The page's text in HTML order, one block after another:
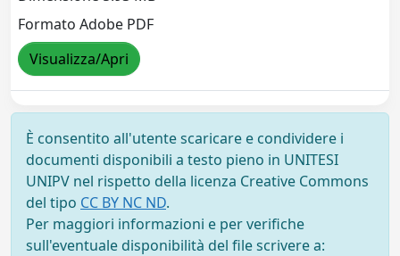
Formato Adobe PDF
Visualizza/Apri
È consentito all'utente scaricare e condividere i
documenti disponibili a testo pieno in UNITESI
UNIPV nel rispetto della licenza Creative Commons
del tipo CC BY NC ND.
Per maggiori informazioni e per verifiche
sull'eventuale disponibilità del file scrivere a: